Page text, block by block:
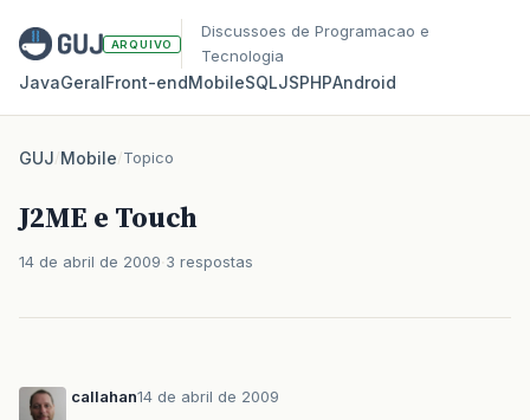
ARQUIVO
Discussoes de Programacao e
Tecnologia
JavaGeralFront‑endMobileSQLJSPHPAndroid
GUJ/Mobile/Topico
J2ME e Touch
14 de abril de 2009 3 respostas
callahan14 de abril de 2009